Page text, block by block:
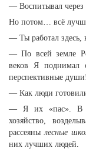
— Воспитывал через
Но потом… всё
— Ты работал здесь,
— По всей земле
веков Я поднимал
перспективные души!
— Как люди
— Я их «пас». В
хозяйство,
рассеянылесные
них лучших людей.